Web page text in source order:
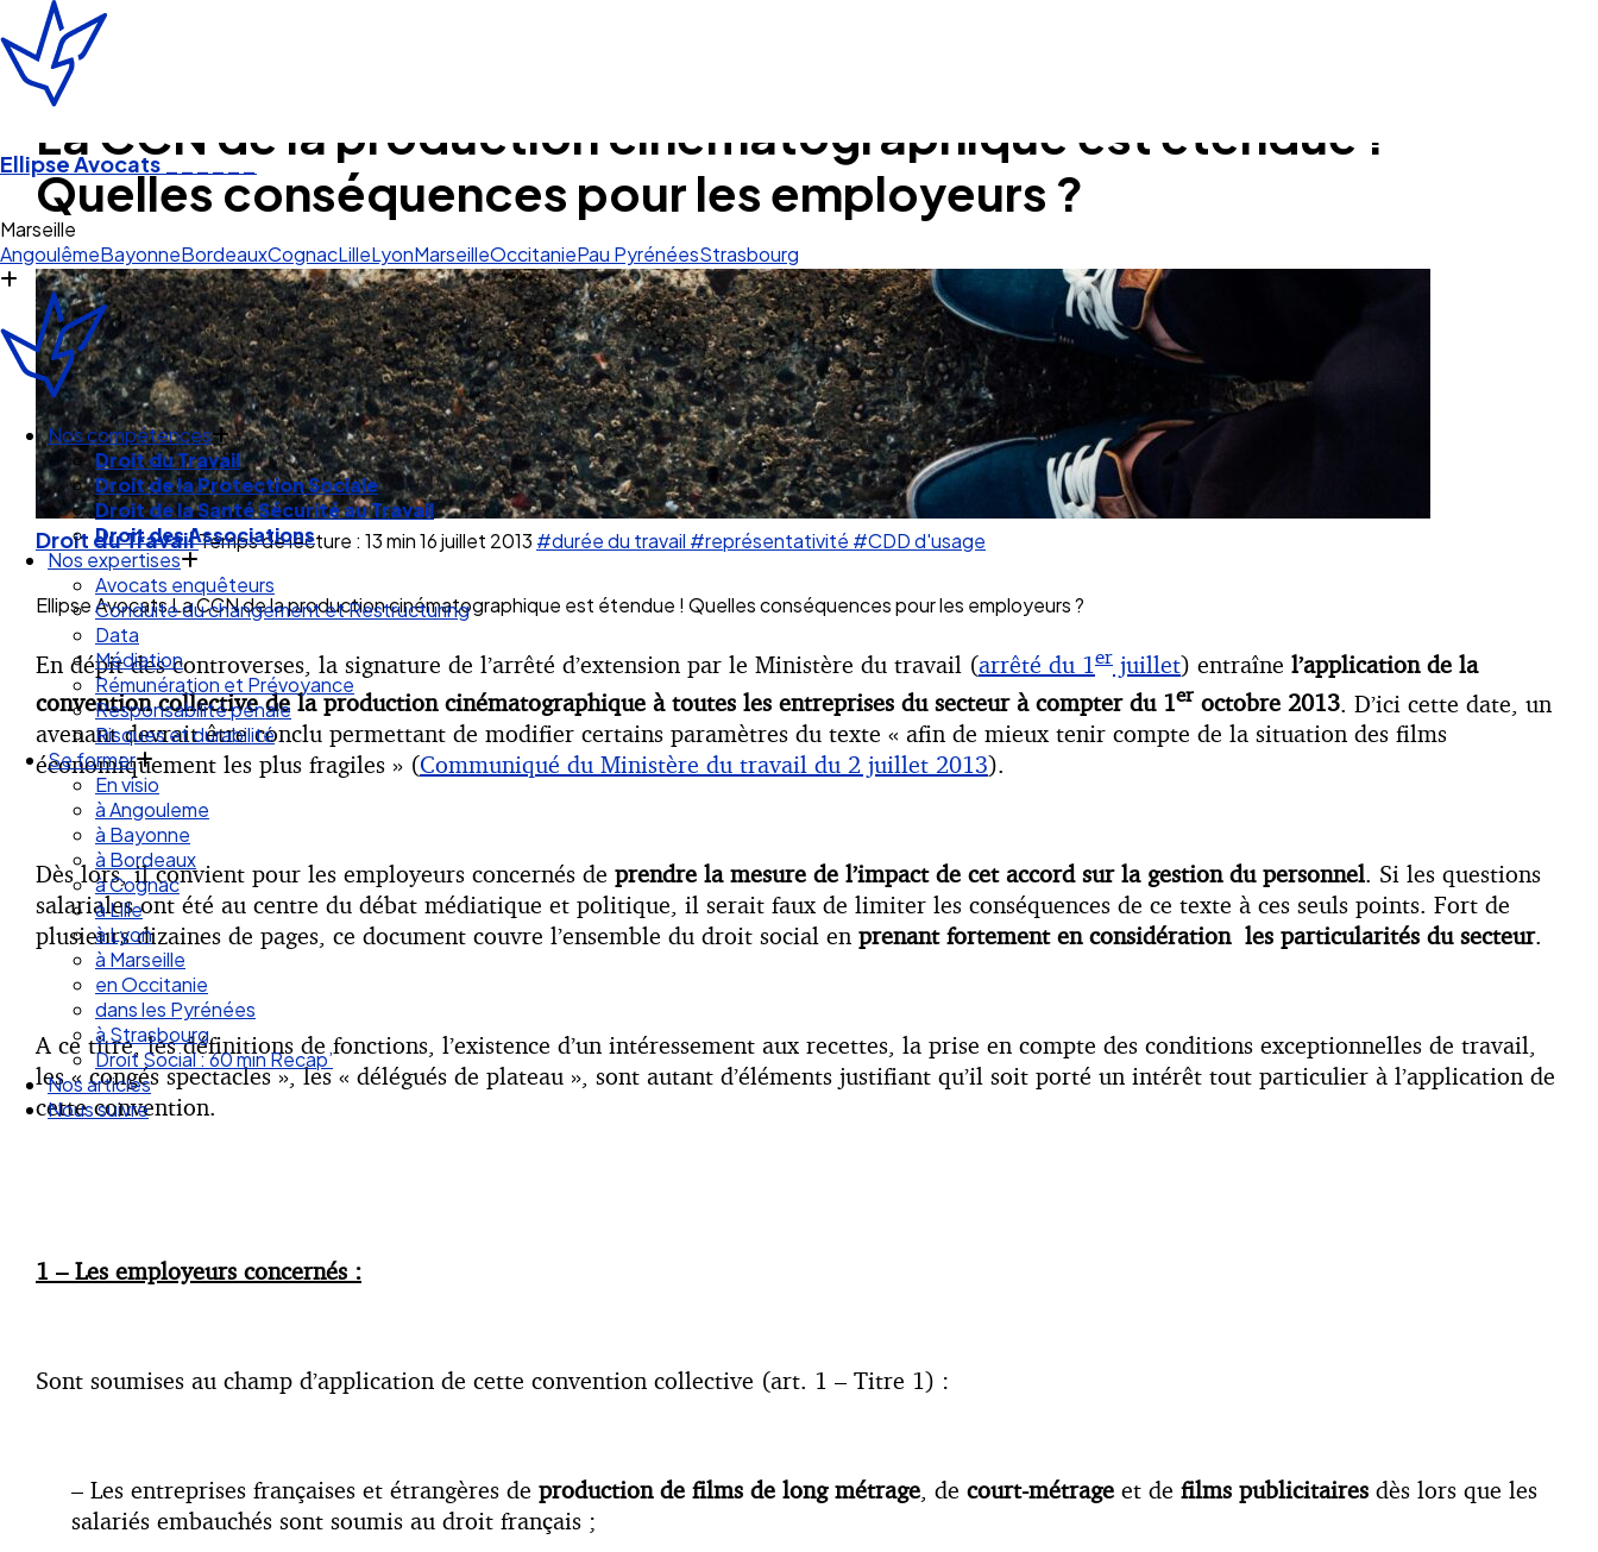
Ellipse Avocats ______
O
AngoulêmeBayonneBordeauxCognacLilleLyonMarseilleOccitaniePau PyrénéesStrasbourg
Nos compétences
Droit du Travail
Droit de la Protection Sociale
Droit de la Santé Sécurité au Travail
Droit des Associations
Nos expertises
Avocats enquêteurs
Conduite du changement et Restructuring
Data
Médiation
Rémunération et Prévoyance
Responsabilité pénale
Risques et durabilité
Se former
En visio
à Angouleme
à Bayonne
à Bordeaux
à Cognac
à Lille
à Lyon
à Marseille
en Occitanie
dans les Pyrénées
à Strasbourg
Droit Social : 60 min Recap’
Nos articles
Nous suivre
La CCN de la production cinématographique est étendue !
Quelles conséquences pour les employeurs ?
Droit du TravailTemps de lecture : 13 min16 juillet 2013 #durée du travail #représentativité #CDD d'usage
Ellipse Avocats La CCN de la production cinématographique est étendue ! Quelles conséquences pour les employeurs ?
En dépit des controverses, la signature de l’arrêté d’extension par le Ministère du travail (arrêté du 1 er juillet) entraîne l’application de la
convention collective de la production cinématographique à toutes les entreprises du secteur à compter du 1er octobre 2013. D’ici cette date, un
avenant devrait être conclu permettant de modifier certains paramètres du texte « afin de mieux tenir compte de la situation des films
économiquement les plus fragiles » (Communiqué du Ministère du travail du 2 juillet 2013).
Dès lors, il convient pour les employeurs concernés de prendre la mesure de l’impact de cet accord sur la gestion du personnel. Si les questions
salariales ont été au centre du débat médiatique et politique, il serait faux de limiter les conséquences de ce texte à ces seuls points. Fort de
plusieurs dizaines de pages, ce document couvre l’ensemble du droit social en prenant fortement en considération les particularités du secteur.
A ce titre, les définitions de fonctions, l’existence d’un intéressement aux recettes, la prise en compte des conditions exceptionnelles de travail,
les « congés spectacles », les « délégués de plateau », sont autant d’éléments justifiant qu’il soit porté un intérêt tout particulier à l’application de
cette convention.
1 – Les employeurs concernés :
Sont soumises au champ d’application de cette convention collective (art. 1 – Titre 1) :
– Les entreprises françaises et étrangères de production de films de long métrage, de court-métrage et de films publicitaires dès lors que les
salariés embauchés sont soumis au droit français ;